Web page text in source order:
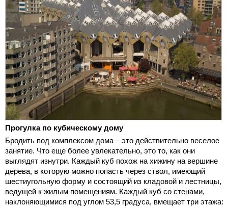
Прогулка по кубическому дому
Бродить под комплексом дома – это действительно веселое
занятие. Что еще более увлекательно, это то, как они
выглядят изнутри. Каждый куб похож на хижину на вершине
дерева, в которую можно попасть через ствол, имеющий
шестиугольную форму и состоящий из кладовой и лестницы,
ведущей к жилым помещениям. Каждый куб со стенами,
наклоняющимися под углом 53,5 градуса, вмещает три этажа: